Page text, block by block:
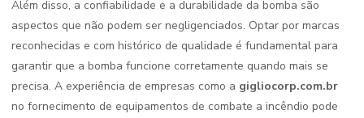
Além disso, a confiabilidade e a durabilidade da bomba são
aspectos que não podem ser negligenciados. Optar por marcas
reconhecidas e com histórico de qualidade é fundamental para
garantir que a bomba funcione corretamente quando mais se
precisa. A experiência de empresas como a gigliocorp.com.br
no fornecimento de equipamentos de combate a incêndio pode